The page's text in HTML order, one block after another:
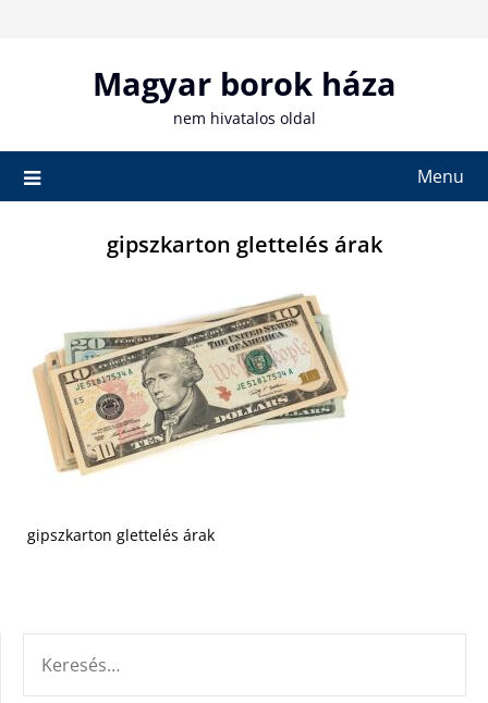
Magyar borok háza
nem hivatalos oldal
Menu
gipszkarton glettelés árak
gipszkarton glettelés árak